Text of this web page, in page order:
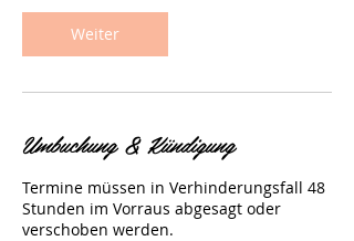
Weiter
Umbuchung & Kündigung
Termine müssen in Verhinderungsfall 48
Stunden im Vorraus abgesagt oder
verschoben werden.